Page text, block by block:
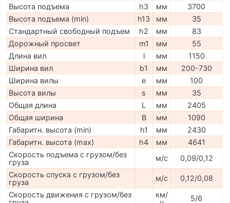
Высота подъема
h3 мм
3700
Высота подъема (min)
h13 мм
35
Стандартный свободный подъем
h2 мм
83
Дорожный просвет
m1 мм
55
Длина вил
l мм
1150
Ширина вил
b1 мм
200-730
Ширина вилы
e мм
100
Высота вилы
s мм
35
Общая длина
L мм
2405
Общая ширина
B мм
1090
Габаритн. высота (min)
h1 мм
2430
Габаритн. высота (max)
h4 мм
4641
Скорость подъема с грузом/без
груза
м/с
0,09/0,12
Скорость спуска с грузом/без
груза
м/с
0,12/0,08
Скорость движения с грузом/без
км/
5/6